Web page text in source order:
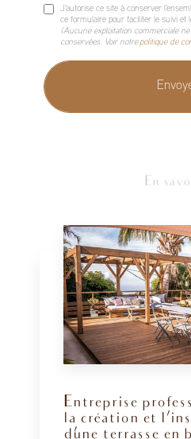
J'autorise ce site à conserver
ce formulaire pour faciliter le suivi et
(Aucune exploitation commerciale
conservées. Voir notre politique de
En
Entreprise
la création et
d’une terrasse en